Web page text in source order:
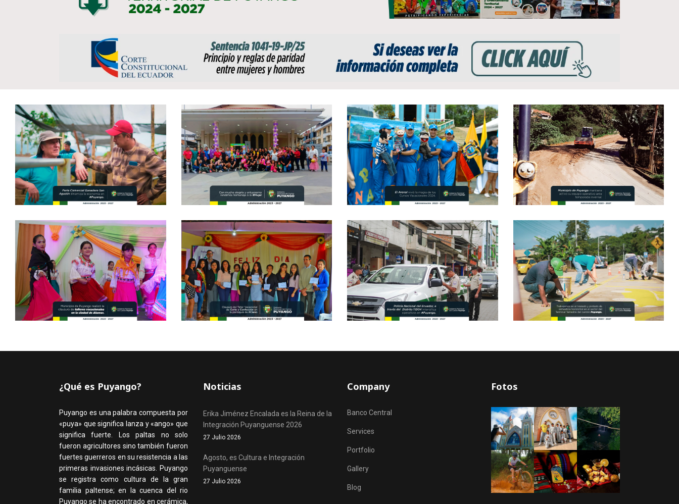
¿Qué es Puyango?
Puyango es una palabra compuesta por
«puya» que significa lanza y «ango» que
significa fuerte. Los paltas no solo
fueron agricultores sino también fueron
fuertes guerreros en su resistencia a las
primeras invasiones incásicas. Puyango
se registra como cultura de la gran
familia paltense; en la cuenca del rio
Puyango se ha encontrado en cerámica,
Noticias
Erika Jiménez Encalada es la Reina de la
Integración Puyanguense 2026
27 Julio 2026
Agosto, es Cultura e Integración
Puyanguense
27 Julio 2026
Company
Banco Central
Services
Portfolio
Gallery
Blog
Fotos